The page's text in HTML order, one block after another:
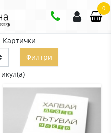
0
Картички
Филтри